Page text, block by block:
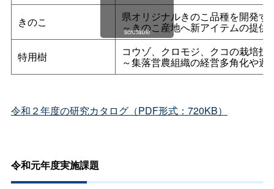
きのこ 県オリジナルきのこ品種を開発す
～きのこ産地へ新アイテムの提
特用樹 コウゾ、クロモジ、クコの栽培技
～集落営農組織の経営多角化や
scrollable
令和２年度の研究カタログ（PDF形式：720KB）
令和元年度実施課題